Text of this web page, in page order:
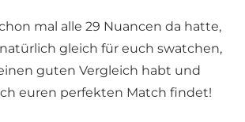
mal alle 29 Nuancen da hatte,
gleich für euch swatchen,
guten Vergleich habt und
euren perfekten Match findet!